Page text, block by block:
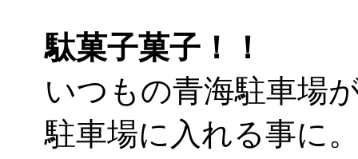
駄菓子菓子！！
いつもの青海駐車場
駐車場に入れる事に